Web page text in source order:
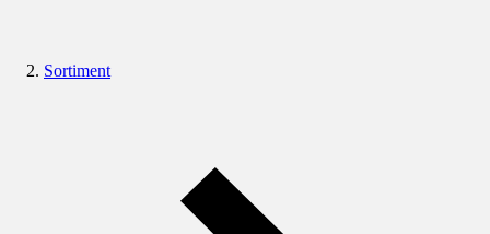
Sortiment